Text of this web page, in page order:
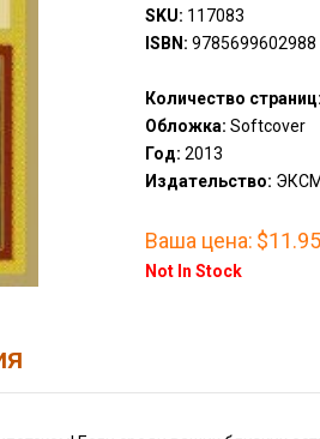
SKU: 117083
ISBN: 9785699602988
Количество страниц:
Обложка: Softcover
Год: 2013
Издательство:
Ваша цена: $11.95
Not In Stock